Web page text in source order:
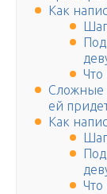
Как
Что
Сложные
ей
Как
Что